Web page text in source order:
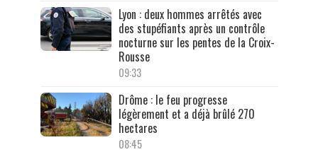
Lyon : deux hommes arrêtés avec
des stupéfiants après un contrôle
nocturne sur les pentes de la Croix-
Rousse
09:33
Drôme : le feu progresse
légèrement et a déjà brûlé 270
hectares
08:45